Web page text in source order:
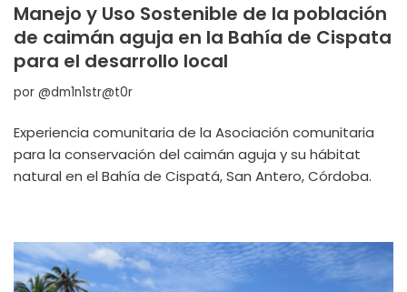
Manejo y Uso Sostenible de la población
de caimán aguja en la Bahía de Cispata
para el desarrollo local
por @dm1n1str@t0r
Experiencia comunitaria de la Asociación comunitaria
para la conservación del caimán aguja y su hábitat
natural en el Bahía de Cispatá, San Antero, Córdoba.